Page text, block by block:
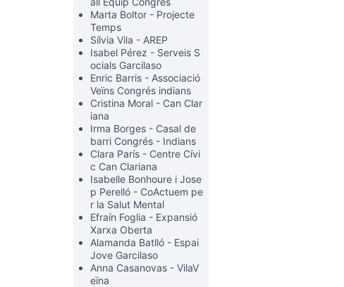
Marta Boltor - Projecte
Temps
Sílvia Vila - AREP
Isabel Pérez - Serveis S
ocials Garcilaso
Enric Barris - Associació
Veïns Congrés indians
Cristina Moral - Can Clar
iana
Irma Borges - Casal de
barri Congrés - Indians
Clara París - Centre Cívi
c Can Clariana
Isabelle Bonhoure i Jose
p Perelló - CoActuem pe
r la Salut Mental
Efraín Foglia - Expansió
Xarxa Oberta
Alamanda Batlló - Espai
Jove Garcilaso
Anna Casanovas - VilaV
eïna